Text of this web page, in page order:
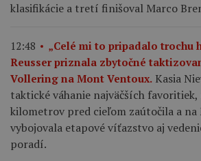
klasifikácie a tretí finišoval Marco
12:48
„Celé mi to pripadalo trochu
Reusser priznala zbytočné
Vollering na Mont Ventoux. Kasia
taktické váhanie najväčších favoritiek,
kilometrov pred cieľom zaútočila a
vybojovala etapové víťazstvo aj
poradí.